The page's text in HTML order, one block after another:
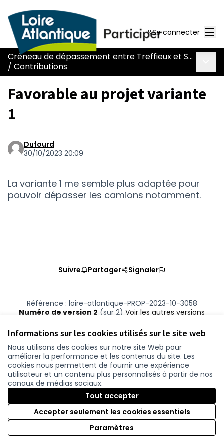
Informations sur les cookies utilisés sur le site web
Nous utilisons des cookies sur notre site Web pour
améliorer la performance et les contenus du site. Les
cookies nous permettent de fournir une expérience
utilisateur et un contenu plus personnalisés à partir de nos
canaux de médias sociaux.
Tout accepter
Accepter seulement les cookies essentiels
Paramètres
Se connecter
Créneau de dépassement entre Treffieux et Saint-Vincent-des-Landes
/ Contributions
Favorable au projet variante
1
Dufourd
30/10/2023 20:09
La variante 1 me semble plus adaptée pour
pouvoir dépasser les camions notamment.
Suivre Partager Signaler
Référence : loire-atlantique-PROP-2023-10-3058
Numéro de version 2 (sur 2)
voir les autres versions
Conditions d'utilisation
Paramètres des cookies
participer.loire-atlantique.fr sur Facebook
(Nouvelle fenêtre)
participer.loire-atlantique.fr sur Instagram
(Nouvelle fenêtre)
participer.loire-atlantique.fr sur YouTube
(Nouvelle fenêtre)
Site réalisé grâce aulogiciel libre Decidim
(Nouvelle fenêtre)
.
Licence
(Nouvelle